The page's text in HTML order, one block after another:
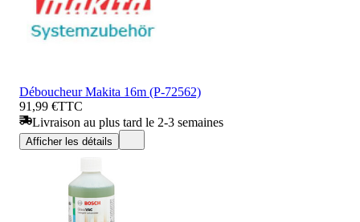
Déboucheur Makita 16m (P-72562)
91,99 €TTC
Livraison au plus tard le 2-3 semaines
Afficher les détails